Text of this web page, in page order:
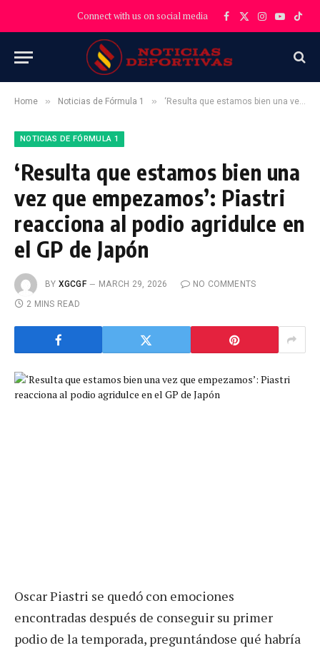
Connect with us on social media Facebook
X
Instagram
YouTube
Home » Noticias de Fórmula 1 » ‘Resulta que estamos bien una vez que empezamos’: Piastri reacciona al podio agridulce en el GP de Japón
NOTICIAS DE FÓRMULA 1
‘Resulta que estamos bien una
vez que empezamos’: Piastri
reacciona al podio agridulce en
el GP de Japón
BY XGCGF MARCH 29, 2026
NO COMMENTS
2 MINS READ
Oscar Piastri se quedó con emociones
encontradas después de conseguir su primer
podio de la temporada, preguntándose qué habría